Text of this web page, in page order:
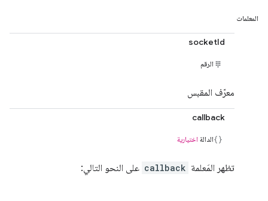
المعلمات
socketId
الرقم
معرّف المقبس
callback
الدالة اختيارية
تظهر المَعلمة callback على النحو التالي: